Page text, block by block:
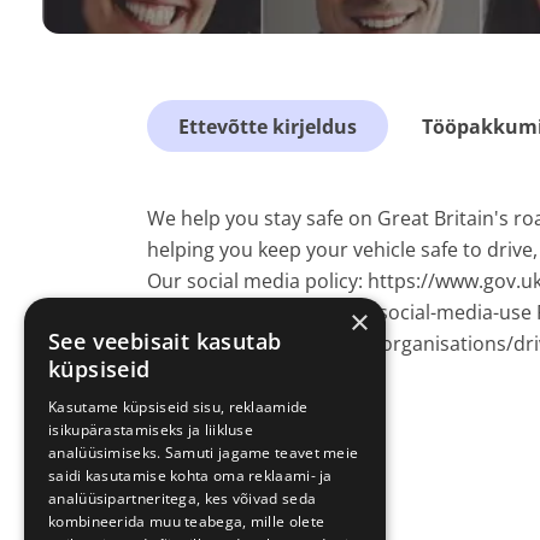
Ettevõtte kirjeldus
We help you stay safe on Great Britain's
helping you keep your vehicle safe to
Our social media policy: https://
standards-agency/about/social-media-
www.gov.uk/government/organisations/
×
See veebisait kasutab
küpsiseid
Kasutame küpsiseid sisu, reklaamide
isikupärastamiseks ja liikluse
analüüsimiseks. Samuti jagame teavet meie
saidi kasutamise kohta oma reklaami- ja
analüüsipartneritega, kes võivad seda
kombineerida muu teabega, mille olete